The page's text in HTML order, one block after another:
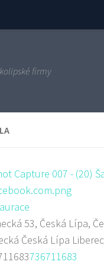
firmy
53, Česká Lípa,
Česká Lípa
736711683